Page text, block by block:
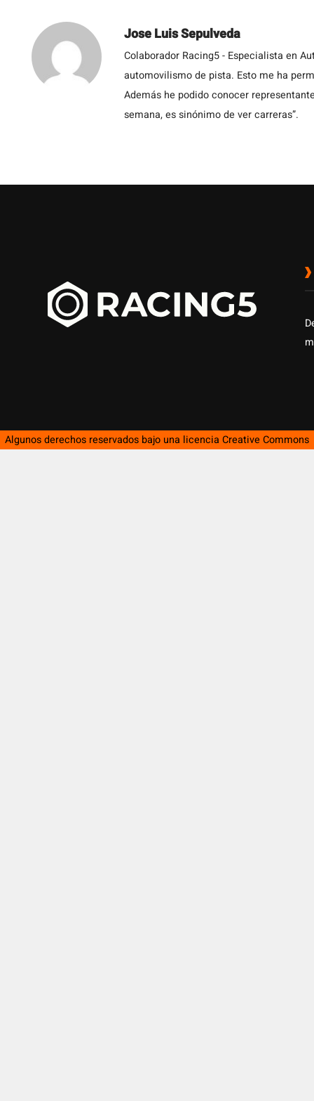
Jose Luis Sepulveda
Colaborador Racing5 - Especialista en
automovilismo de pista. Esto me ha
Además he podido conocer
semana, es sinónimo de ver carreras”.
Algunos derechos reservados bajo una licencia Creative Commons